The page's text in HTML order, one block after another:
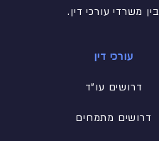
בין משרדי עורכי דין.
עורכי דין
דרושים עו"ד
דרושים מתמחים